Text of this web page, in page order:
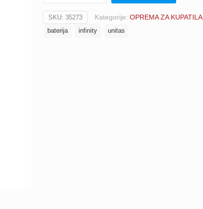
UNITAS
INFINITY
SKU: 35273 Kategorije: OPREMA ZA KUPATILA
baterija infinity unitas